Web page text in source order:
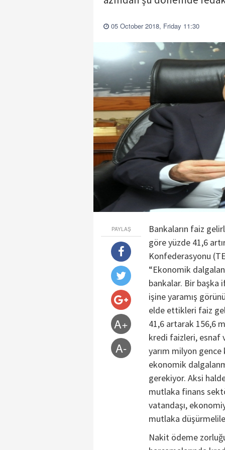
05 October 2018, Friday 11:30
PAYLAŞ
A+
A-
Bankaların faiz
göre yüzde 41,6
Konfederasyonu
“Ekonomik
bankalar. Bir başka
işine yaramış
elde ettikleri faiz
41,6 artarak 156,6
kredi faizleri, esnaf
yarım milyon
ekonomik
gerekiyor. Aksi
mutlaka finans
vatandaşı,
mutlaka
Nakit ödeme